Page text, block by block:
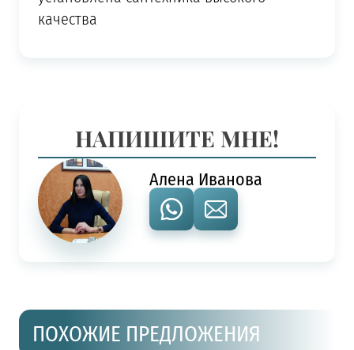
качества
НАПИШИТЕ МНЕ!
Алена Иванова
ПОХОЖИЕ ПРЕДЛОЖЕНИЯ